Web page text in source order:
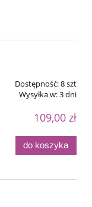
Dostępność:8 szt
Wysyłka w:3 dni
109,00 zł
do koszyka